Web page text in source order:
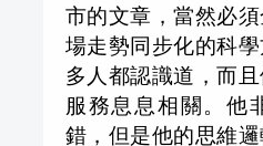
市的文章，當然必
場走勢同步化的科
多人都認識道，而
服務息息相關。他
錯，但是他的思維